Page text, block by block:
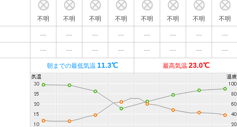
不明 不明 不明 不明 不明 不明 不明 不明
--- --- --- --- --- --- --- ---
--- --- --- --- --- --- --- ---
朝までの最低気温 11.3℃ 最高気温 23.0℃